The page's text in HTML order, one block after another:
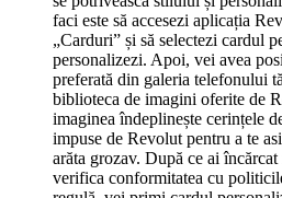
faci este să accesezi aplicația
„Carduri” și să selectezi cardul
personalizezi. Apoi, vei avea
preferată din galeria telefonului
biblioteca de imagini oferite de
imaginea îndeplinește cerințele
impuse de Revolut pentru a te
arăta grozav. După ce ai
verifica conformitatea cu